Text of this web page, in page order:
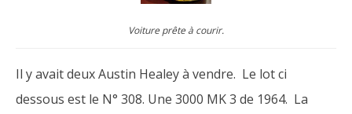
Voiture prête à courir.
Il y avait deux Austin Healey à vendre. Le lot ci
dessous est le N° 308. Une 3000 MK 3 de 1964. La